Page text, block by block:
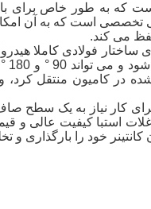
که به طور خاص برای
تخصصی است که به آن
می کند.
ساختار فولادی کاملا
در کامیون منتقل کرد،
کار نیاز به یک سطح
استبا کیفیت عالی و
خود را بارگذاری و